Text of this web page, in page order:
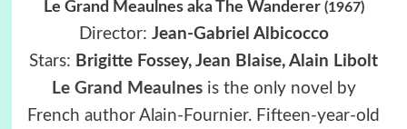
Le Grand Meaulnes aka The Wanderer(1967)
Director: Jean-Gabriel Albicocco
Stars: Brigitte Fossey, Jean Blaise, Alain Libolt
Le Grand Meaulnesis the only novel by
French author Alain-Fournier. Fifteen-year-old